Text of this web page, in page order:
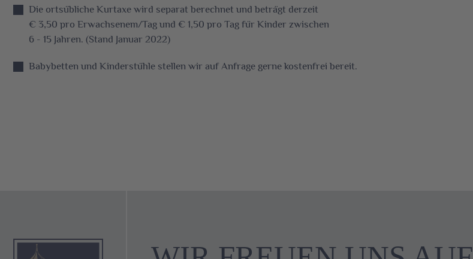
Die ortsübliche Kurtaxe wird separat berechnet und beträgt derzeit
€ 3,50 pro Erwachsenem/Tag und € 1,50 pro Tag für Kinder zwischen
6 - 15 Jahren. (Stand Januar 2022)
Babybetten und Kinderstühle stellen wir auf Anfrage gerne kostenfrei bereit.